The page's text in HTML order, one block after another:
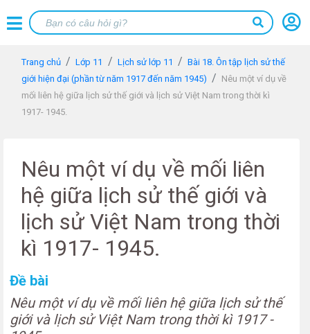
Trang chủ Lớp 11 Lịch sử lớp 11
Bài 18. Ôn tập lịch sử thế
giới hiện đại (phần từ năm 1917 đến năm 1945)
Nêu một ví dụ về
mối liên hệ giữa lịch sử thế giới và lịch sử Việt Nam trong thời kì
1917- 1945.
Nêu một ví dụ về mối liên
hệ giữa lịch sử thế giới và
lịch sử Việt Nam trong thời
kì 1917- 1945.
Đề bài
Nêu một ví dụ về mối liên hệ giữa lịch sử thế
giới và lịch sử Việt Nam trong thời kì 1917 -